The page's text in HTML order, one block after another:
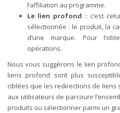
l’affiliation au programme.
Le lien profond : c’est
sélectionnée : le produit, la
d’une marque. Pour
opérations.
Nous vous suggérons le lien
liens profond sont plus
ciblées que les redirections de
aux utilisateurs de parcourir
produits ou sélectionner parmi un